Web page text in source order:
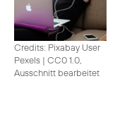
Credits: Pixabay User
Pexels | CC0 1.0,
Ausschnitt bearbeitet